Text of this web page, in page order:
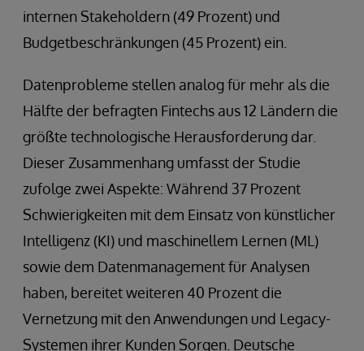
internen Stakeholdern (49 Prozent) und
Budgetbeschränkungen (45 Prozent) ein.
Datenprobleme stellen analog für mehr als die
Hälfte der befragten Fintechs aus 12 Ländern die
größte technologische Herausforderung dar.
Dieser Zusammenhang umfasst der Studie
zufolge zwei Aspekte: Während 37 Prozent
Schwierigkeiten mit dem Einsatz von künstlicher
Intelligenz (KI) und maschinellem Lernen (ML)
sowie dem Datenmanagement für Analysen
haben, bereitet weiteren 40 Prozent die
Vernetzung mit den Anwendungen und Legacy-
Systemen ihrer Kunden Sorgen. Deutsche